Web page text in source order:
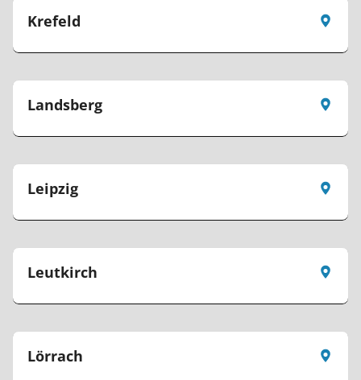
Krefeld
Landsberg
Leipzig
Leutkirch
Lörrach